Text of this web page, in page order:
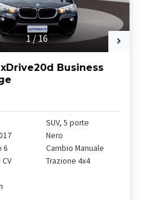
1 / 16
xDrive20d Business
6
SUV, 5 porte
Nero
Cambio Manuale
Trazione 4x4